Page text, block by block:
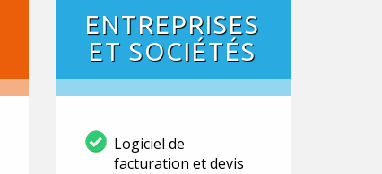
ENTREPRISES
ET SOCIÉTÉS
Logiciel de
facturation et devis